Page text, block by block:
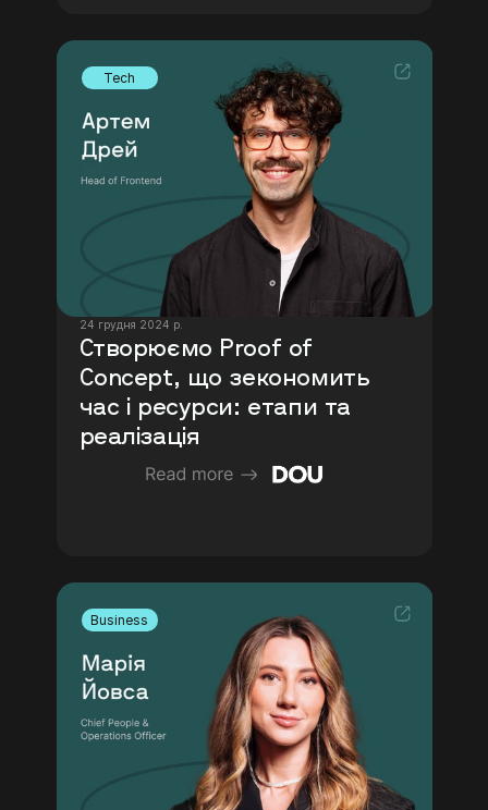
Tech
24 грудня 2024 р.
Створюємо Proof of
Concept, що зекономить
час і ресурси: етапи та
реалізація
Business